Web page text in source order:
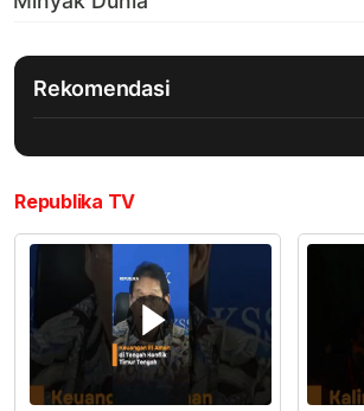
Rekomendasi
Republika TV